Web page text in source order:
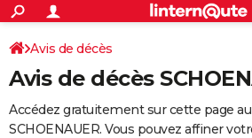
ACTUALITÉS
Politique
Société
Faits Divers
Education
Monde
Villes
+
SPORT
Coupe du monde 2026
Football
Tennis
Cyclisme
Rugby
Forum
Programme TV
TNT
Streaming
Cinéma
Sorties cinéma
Musique
+
FINANCE
Avis de décès
Avis de décès
Accédez gratuitement sur cette page
SCHOENAUER. Vous pouvez affiner